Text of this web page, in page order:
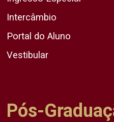
Intercâmbio
Portal do Aluno
Vestibular
Pós-